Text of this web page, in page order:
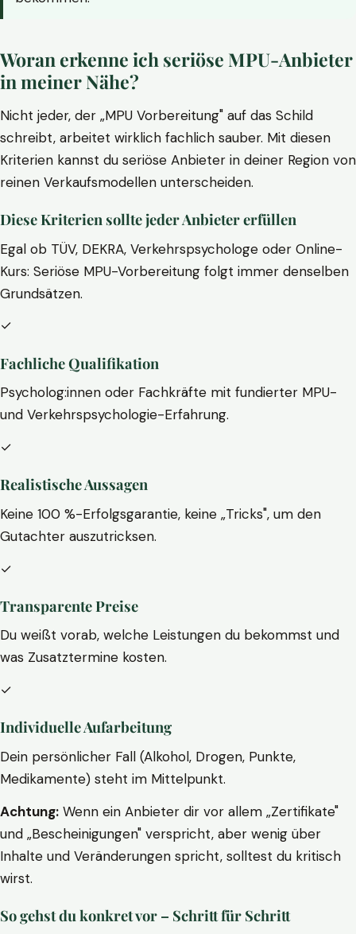
Woran erkenne ich seriöse MPU-Anbieter
in meiner Nähe?
Nicht jeder, der „MPU Vorbereitung" auf das Schild
schreibt, arbeitet wirklich fachlich sauber. Mit diesen
Kriterien kannst du seriöse Anbieter in deiner Region von
reinen Verkaufsmodellen unterscheiden.
Diese Kriterien sollte jeder Anbieter erfüllen
Egal ob TÜV, DEKRA, Verkehrspsychologe oder Online-
Kurs: Seriöse MPU-Vorbereitung folgt immer denselben
Grundsätzen.
✓
Fachliche Qualifikation
Psycholog:innen oder Fachkräfte mit fundierter MPU-
und Verkehrspsychologie-Erfahrung.
✓
Realistische Aussagen
Keine 100 %-Erfolgsgarantie, keine „Tricks", um den
Gutachter auszutricksen.
✓
Transparente Preise
Du weißt vorab, welche Leistungen du bekommst und
was Zusatztermine kosten.
✓
Individuelle Aufarbeitung
Dein persönlicher Fall (Alkohol, Drogen, Punkte,
Medikamente) steht im Mittelpunkt.
Achtung: Wenn ein Anbieter dir vor allem „Zertifikate"
und „Bescheinigungen" verspricht, aber wenig über
Inhalte und Veränderungen spricht, solltest du kritisch
wirst.
So gehst du konkret vor – Schritt für Schritt